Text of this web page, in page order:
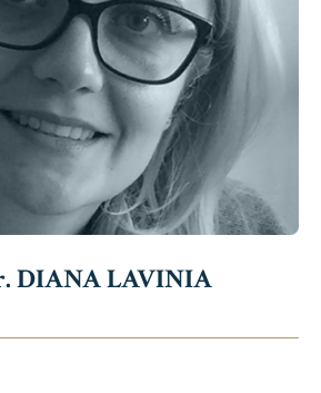
DIANA LAVINIA